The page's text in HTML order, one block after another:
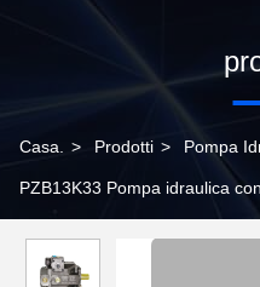
Casa. > Prodotti > Pompa
PZB13K33 Pompa idraulica